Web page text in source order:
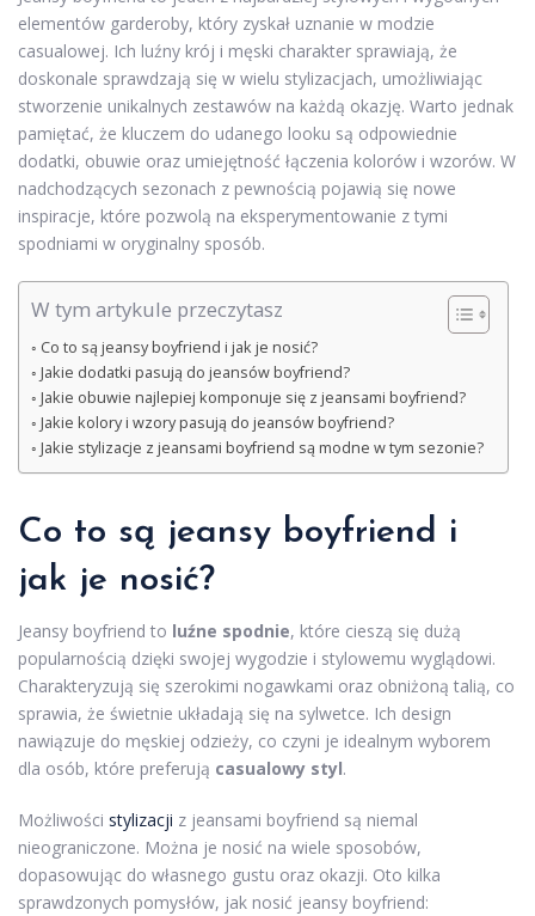
elementów garderoby, który zyskał uznanie w modzie
casualowej. Ich luźny krój i męski charakter sprawiają, że
doskonale sprawdzają się w wielu stylizacjach, umożliwiając
stworzenie unikalnych zestawów na każdą okazję. Warto jednak
pamiętać, że kluczem do udanego looku są odpowiednie
dodatki, obuwie oraz umiejętność łączenia kolorów i wzorów. W
nadchodzących sezonach z pewnością pojawią się nowe
inspiracje, które pozwolą na eksperymentowanie z tymi
spodniami w oryginalny sposób.
W tym artykule przeczytasz
Co to są jeansy boyfriend i jak je nosić?
Jakie dodatki pasują do jeansów boyfriend?
Jakie obuwie najlepiej komponuje się z jeansami boyfriend?
Jakie kolory i wzory pasują do jeansów boyfriend?
Jakie stylizacje z jeansami boyfriend są modne w tym sezonie?
Co to są jeansy boyfriend i
jak je nosić?
Jeansy boyfriend to luźne spodnie, które cieszą się dużą
popularnością dzięki swojej wygodzie i stylowemu wyglądowi.
Charakteryzują się szerokimi nogawkami oraz obniżoną talią, co
sprawia, że świetnie układają się na sylwetce. Ich design
nawiązuje do męskiej odzieży, co czyni je idealnym wyborem
dla osób, które preferują casualowy styl.
Możliwości stylizacji z jeansami boyfriend są niemal
nieograniczone. Można je nosić na wiele sposobów,
dopasowując do własnego gustu oraz okazji. Oto kilka
sprawdzonych pomysłów, jak nosić jeansy boyfriend: